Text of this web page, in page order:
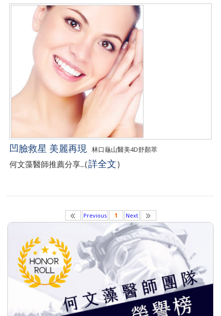
凹臉救星 美麗再現 林口龜山醫美4D舒顏萃
何文藻醫師推薦分享...(詳全文)
Previous 1 Next